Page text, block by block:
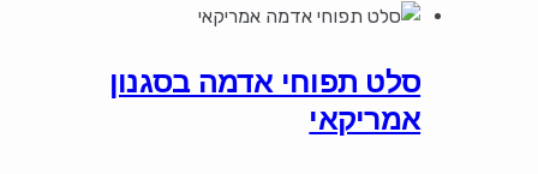
סלט תפוחי אדמה בסגנון
אמריקאי